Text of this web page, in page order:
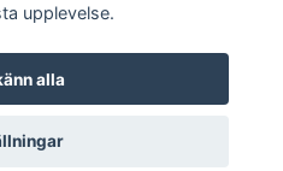
web-butik HB
upplevelse.
alla